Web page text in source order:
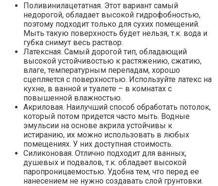
Поливинилацетатная. Этот вариант самый
недорогой, обладает высокой гидрофобностью,
поэтому подходит только для сухих помещений.
Мыть такую поверхность будет нельзя, т.к. вода и
губка снимут весь раствор.
Латексная. Самый дорогой тип, обладающий
высокой устойчивостью к растяжению, сжатию,
влаге, температурным перепадам, хорошо
сцепляется с поверхностью. Используйте латекс на
кухне, в ванной и туалете – в комнатах с
повышенной влажностью.
Акриловая. Наилучший способ обработать потолок,
который потом придется часто мыть. Водные
эмульсии на основе акрила устойчивы к
истиранию, их можно использовать в любых
помещениях. У них доступная стоимость.
Силиконовая. Отлично подходит для ванных,
душевых и подвалов, т.к. обладает высокой
паропроницаемостью. Удобна тем, что перед ее
нанесением не нужно создавать слой грунтовки.